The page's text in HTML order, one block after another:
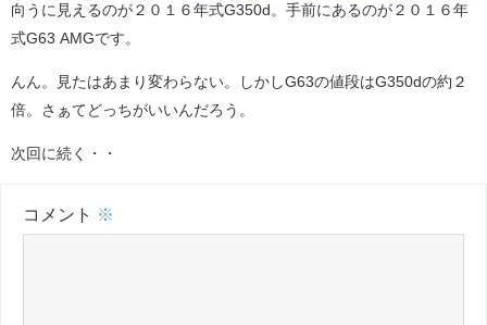
向うに見えるのが２０１６年式G350d。手前にあるのが２０１６年
式G63 AMGです。
んん。見たはあまり変わらない。しかしG63の値段はG350dの約２
倍。さぁてどっちがいいんだろう。
次回に続く・・
コメント ※